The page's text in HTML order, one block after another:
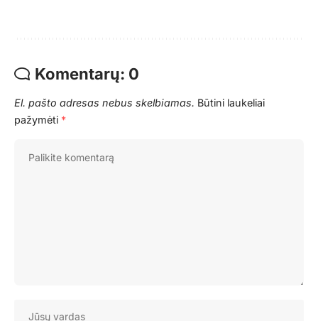
Komentarų: 0
El. pašto adresas nebus skelbiamas. Būtini laukeliai
pažymėti *